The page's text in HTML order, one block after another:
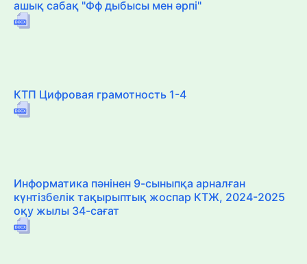
ашық сабақ "Фф дыбысы мен әрпі"
КТП Цифровая грамотность 1-4
Информатика пәнінен 9-сыныпқа арналған
күнтізбелік тақырыптық жоспар КТЖ, 2024-2025
оқу жылы 34-сағат